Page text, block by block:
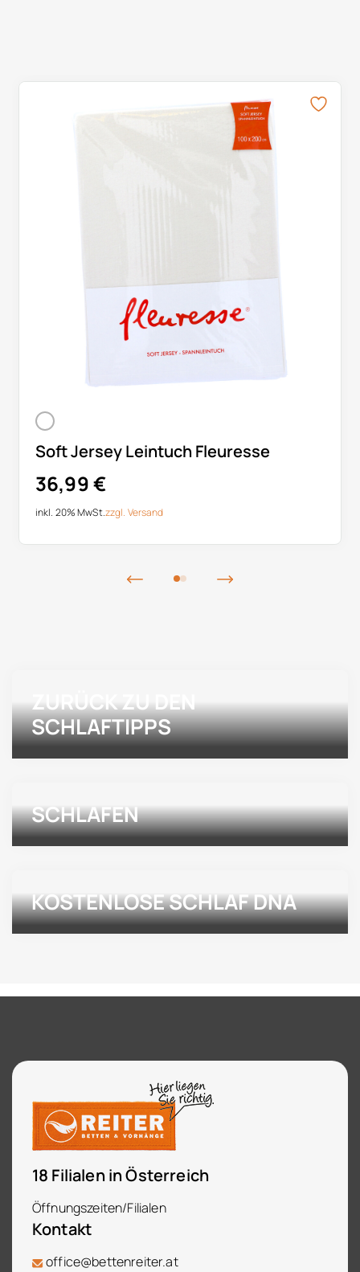
Soft Jersey Leintuch Fleuresse
36,99€
inkl. 20% MwSt.zzgl. Versand
ZURÜCK ZU DEN
SCHLAFTIPPS
SCHLAFEN
KOSTENLOSE SCHLAF DNA
18 Filialen in Österreich
Öffnungszeiten/Filialen
Kontakt
office@bettenreiter.at